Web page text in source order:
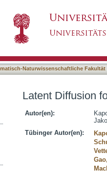
Naturwissenschaftliche Fakultät
Latent Diffusion
Autor(en):
Tübinger Autor(en):